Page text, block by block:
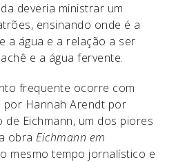
deveria ministrar um
ensinando onde é a
a água e a relação a ser
e a água fervente.
frequente ocorre com
Hannah Arendt por
Eichmann, um dos piores
obra Eichmann em
mesmo tempo jornalístico e